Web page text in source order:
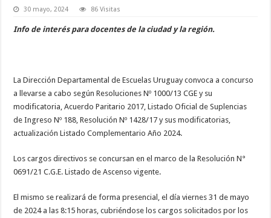
30 mayo, 2024 86 Visitas
Info de interés para docentes de la ciudad y la región.
La Dirección Departamental de Escuelas Uruguay convoca a concurso
a llevarse a cabo según Resoluciones Nº 1000/13 CGE y su
modificatoria, Acuerdo Paritario 2017, Listado Oficial de Suplencias
de Ingreso Nº 188, Resolución Nº 1428/17 y sus modificatorias,
actualización Listado Complementario Año 2024.
Los cargos directivos se concursan en el marco de la Resolución N°
0691/21 C.G.E. Listado de Ascenso vigente.
El mismo se realizará de forma presencial, el día viernes 31 de mayo
de 2024 a las 8:15 horas, cubriéndose los cargos solicitados por los